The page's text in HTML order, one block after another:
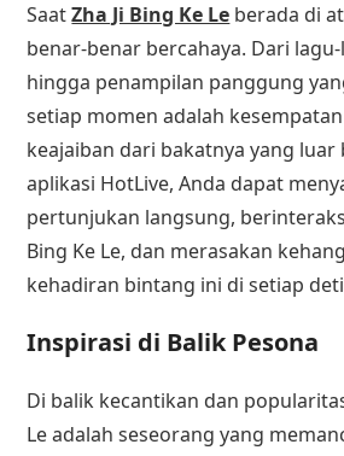
SaatZha Ji Bing Ke Le berada di
benar-benar bercahaya. Dari
hingga penampilan panggung
setiap momen adalah
keajaiban dari bakatnya yang luar
aplikasi HotLive, Anda dapat
pertunjukan langsung,
Bing Ke Le, dan merasakan
kehadiran bintang ini di setiap
Inspirasi di Balik Pesona
Di balik kecantikan dan
Le adalah seseorang yang